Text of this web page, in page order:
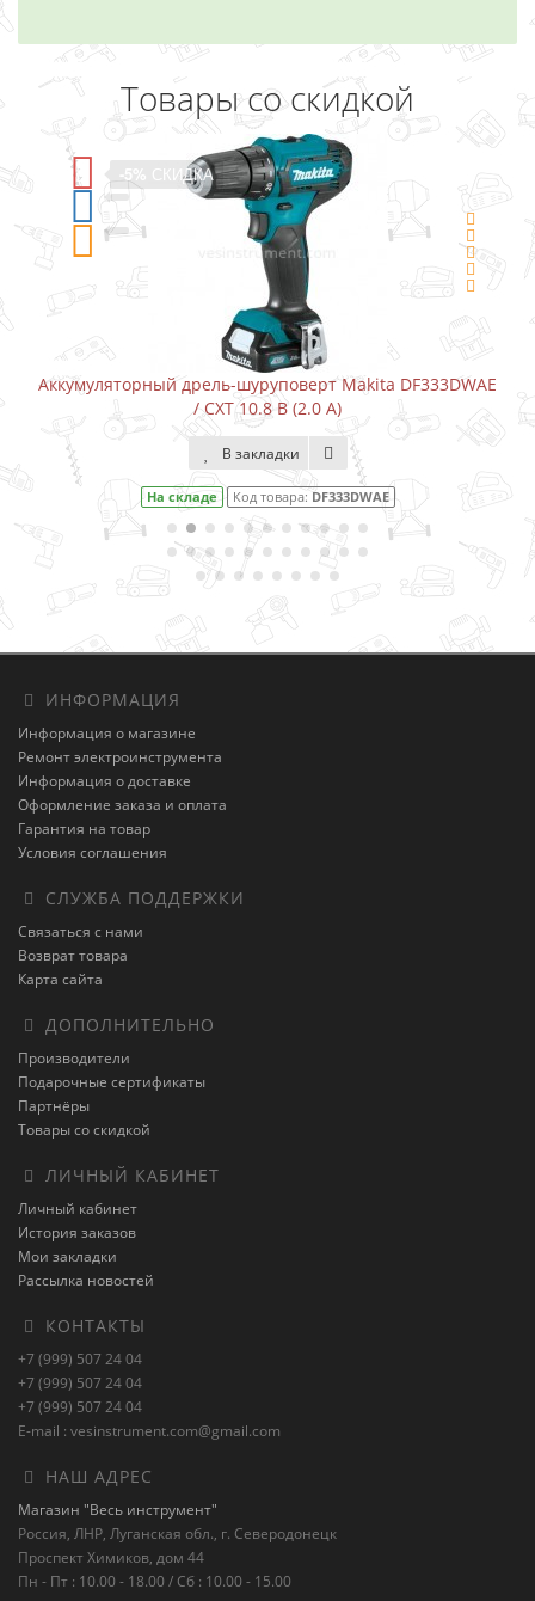
Товары со скидкой
СКИДКА
Аккумуляторный дрель-шуруповерт Makita DF333DWAE
/ CXT 10.8 В (2.0 А)
В закладки
На складе Код товара: DF333DWAE
ИНФОРМАЦИЯ
Информация о магазине
Ремонт электроинструмента
Информация о доставке
Оформление заказа и оплата
Гарантия на товар
Условия соглашения
СЛУЖБА ПОДДЕРЖКИ
Связаться с нами
Возврат товара
Карта сайта
ДОПОЛНИТЕЛЬНО
Производители
Подарочные сертификаты
Партнёры
Товары со скидкой
ЛИЧНЫЙ КАБИНЕТ
Личный кабинет
История заказов
Мои закладки
Рассылка новостей
КОНТАКТЫ
+7 (999) 507 24 04
+7 (999) 507 24 04
+7 (999) 507 24 04
E-mail : vesinstrument.com@gmail.com
НАШ АДРЕС
Магазин "Весь инструмент"
Россия, ЛНР, Луганская обл., г. Северодонецк
Проспект Химиков, дом 44
Пн - Пт : 10.00 - 18.00 / Сб : 10.00 - 15.00